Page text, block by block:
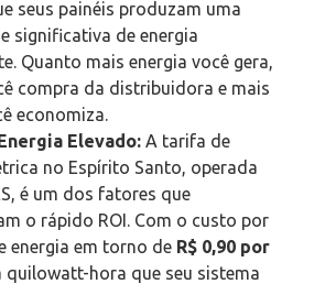
seus painéis produzam uma
significativa de energia
Quanto mais energia você gera,
compra da distribuidora e mais
economiza.
Elevado: A tarifa de
no Espírito Santo, operada
é um dos fatores que
o rápido ROI. Com o custo por
energia em torno de R$ 0,90 por
quilowatt-hora que seu sistema